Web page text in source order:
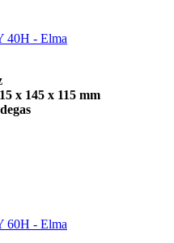
40H - Elma
x 145 x 115 mm
60H - Elma